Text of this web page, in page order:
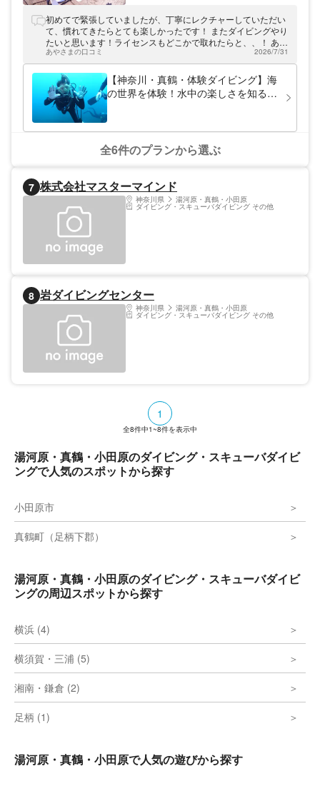
豆、三浦半島はもちろん、沖縄や海外のダイ
ビングのご案内もできますよ。当店では、皆
さまの好みに合ったダイビングを提供してお
ります。自分が行きたい場所へ、ぜひご参加
ください。
初めてで緊張していましたが、丁寧にレクチャーしていただい
て、慣れてきたらとても楽しかったです！ またダイビングやり
たいと思います！ライセンスもどこかで取れたらと、、！ あり
がとうございました。
あやさまの口コミ 2026/7/31
【神奈川・真鶴・体験ダイビング】海
の世界を体験！水中の楽しさを知る体
全6件のプランから選ぶ
7 株式会社マスターマインド
神奈川県 湯河原・真鶴・小田原
ダイビング・スキューバダイビング その他
8 岩ダイビングセンター
神奈川県 湯河原・真鶴・小田原
ダイビング・スキューバダイビング その他
1
全8件中1~8件を表示中
湯河原・真鶴・小田原のダイビング・スキューバダイビ
ングで人気のスポットから探す
小田原市
真鶴町（足柄下郡）
湯河原・真鶴・小田原のダイビング・スキューバダイビ
ングの周辺スポットから探す
横浜 (4)
横須賀・三浦 (5)
湘南・鎌倉 (2)
足柄 (1)
湯河原・真鶴・小田原で人気の遊びから探す